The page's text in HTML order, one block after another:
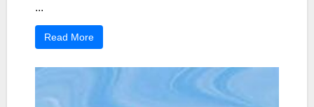
...
Read More